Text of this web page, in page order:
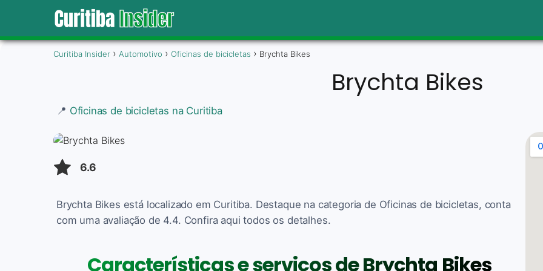
Curitiba Insider Automotivo Oficinas de bicicletas Brychta Bikes
Brychta Bikes
📍 Oficinas de bicicletas na Curitiba
6.6
Brychta Bikes está localizado em Curitiba. Destaque na categoria de Oficinas de bicicletas, conta
com uma avaliação de 4.4. Confira aqui todos os detalhes.
Características e serviços de Brychta Bikes